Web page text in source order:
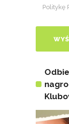
Politykę